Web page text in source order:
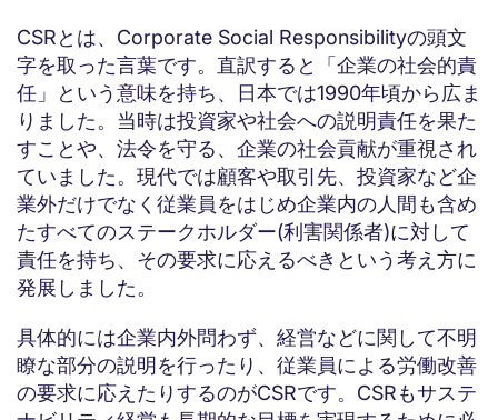
CSRとは、Corporate Social Responsibilityの頭文
字を取った言葉です。直訳すると「企業の社会的責
任」という意味を持ち、日本では1990年頃から広ま
りました。当時は投資家や社会への説明責任を果た
すことや、法令を守る、企業の社会貢献が重視され
ていました。現代では顧客や取引先、投資家など企
業外だけでなく従業員をはじめ企業内の人間も含め
たすべてのステークホルダー(利害関係者)に対して
責任を持ち、その要求に応えるべきという考え方に
発展しました。
具体的には企業内外問わず、経営などに関して不明
瞭な部分の説明を行ったり、従業員による労働改善
の要求に応えたりするのがCSRです。CSRもサステ